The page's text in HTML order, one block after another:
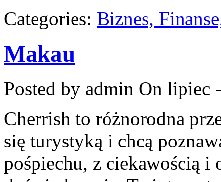
Categories: Biznes,
Makau
Posted by admin On lipiec
Cherrish to różnorodna
się turystyką i chcą
pośpiechu, z ciekawością i